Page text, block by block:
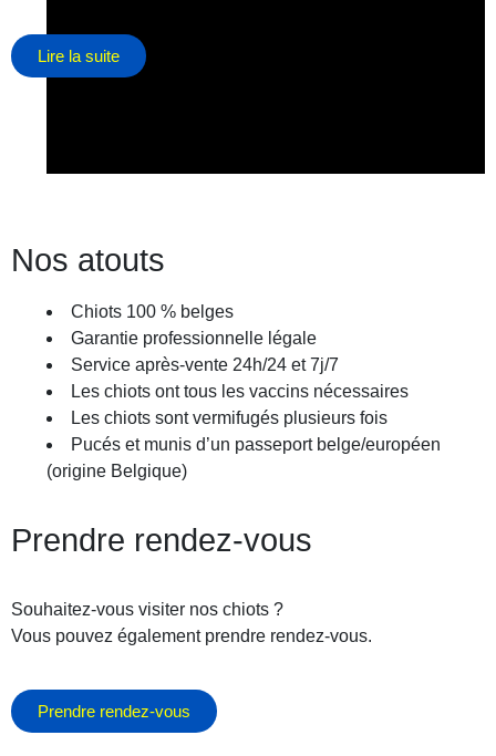
décembre 5, 2025
Lire la suite
Nos atouts
Chiots 100 % belges
Garantie professionnelle légale
Service après-vente 24h/24 et 7j/7
Les chiots ont tous les vaccins nécessaires
Les chiots sont vermifugés plusieurs fois
Pucés et munis d’un passeport belge/européen
(origine Belgique)
Prendre rendez-vous
Souhaitez-vous visiter nos chiots ?
Vous pouvez également prendre rendez-vous.
Prendre rendez-vous